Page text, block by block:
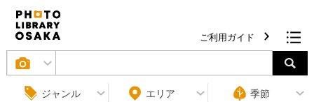
ジャンル エリア 季節
ご利用ガイド